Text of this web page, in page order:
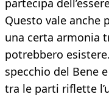
partecipa
Questo vale anche
una certa armonia
potrebbero
specchio del Bene
tra le parti riflette